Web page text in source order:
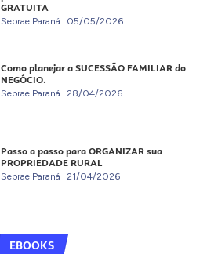
GRATUITA
Sebrae Paraná 05/05/2026
Como planejar a SUCESSÃO FAMILIAR do
NEGÓCIO.
Sebrae Paraná 28/04/2026
Passo a passo para ORGANIZAR sua
PROPRIEDADE RURAL
Sebrae Paraná 21/04/2026
EBOOKS